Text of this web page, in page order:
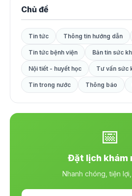
Chủ đề
Tin tức Thông tin hướng dẫn
Tin tức bệnh viện Bản tin sức
Nội tiết - huyết học Tư vấn sức
Tin trong nước Thông báo
📅
Đặt lịch khám
Nhanh chóng, tiện